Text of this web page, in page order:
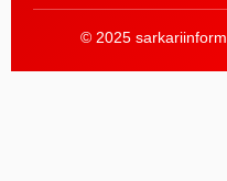
© 2025